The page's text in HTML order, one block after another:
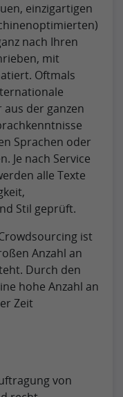
einzigartigen
nach Ihren
mit
Oftmals
der ganzen
Sprachen oder
Je nach Service
alle Texte
Stil geprüft.
ist
Anzahl an
Durch den
hohe Anzahl an
Zeit
von